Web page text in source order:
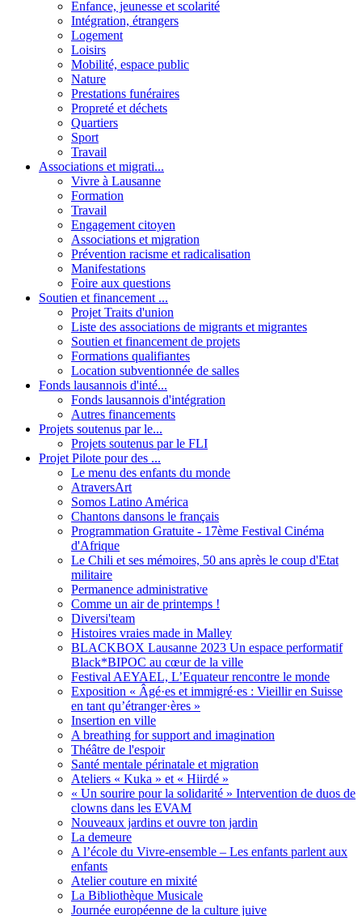
Enfance, jeunesse et scolarité
Intégration, étrangers
Logement
Loisirs
Mobilité, espace public
Nature
Prestations funéraires
Propreté et déchets
Quartiers
Sport
Travail
Associations et migrati...
Vivre à Lausanne
Formation
Travail
Engagement citoyen
Associations et migration
Prévention racisme et radicalisation
Manifestations
Foire aux questions
Soutien et financement ...
Projet Traits d'union
Liste des associations de migrants et migrantes
Soutien et financement de projets
Formations qualifiantes
Location subventionnée de salles
Fonds lausannois d'inté...
Fonds lausannois d'intégration
Autres financements
Projets soutenus par le...
Projets soutenus par le FLI
Projet Pilote pour des ...
Le menu des enfants du monde
AtraversArt
Somos Latino América
Chantons dansons le français
Programmation Gratuite - 17ème Festival Cinéma
d'Afrique
Le Chili et ses mémoires, 50 ans après le coup d'Etat
militaire
Permanence administrative
Comme un air de printemps !
Diversi'team
Histoires vraies made in Malley
BLACKBOX Lausanne 2023 Un espace performatif
Black*BIPOC au cœur de la ville
Festival AEYAEL, L’Equateur rencontre le monde
Exposition « Âgé·es et immigré·es : Vieillir en Suisse
en tant qu’étranger·ères »
Insertion en ville
A breathing for support and imagination
Théâtre de l'espoir
Santé mentale périnatale et migration
Ateliers « Kuka » et « Hiirdé »
« Un sourire pour la solidarité » Intervention de duos de
clowns dans les EVAM
Nouveaux jardins et ouvre ton jardin
La demeure
A l’école du Vivre-ensemble – Les enfants parlent aux
enfants
Atelier couture en mixité
La Bibliothèque Musicale
Journée européenne de la culture juive